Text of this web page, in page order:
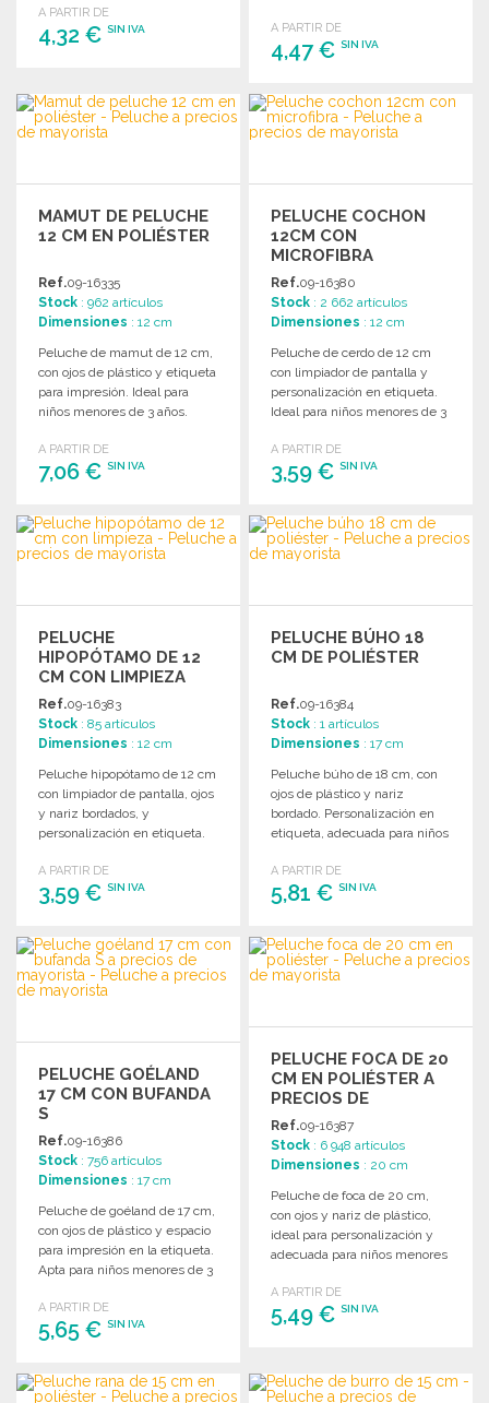
A PARTIR DE
4,32 € SIN IVA
Solicitar un presupuesto
A PARTIR DE
4,47 €SIN IVA
PEDIR
Solicitar un presupuesto
MAMUT DE PELUCHE
12 CM EN POLIÉSTER
Ref.09-16335
Stock : 962 artículos
Dimensiones : 12 cm
Peluche de mamut de 12 cm,
con ojos de plástico y etiqueta
para impresión. Ideal para
niños menores de 3 años.
A PARTIR DE
7,06 € SIN IVA
PEDIR
Solicitar un presupuesto
PELUCHE COCHON
12CM CON
MICROFIBRA
Ref.09-16380
Stock : 2 662 artículos
Dimensiones : 12 cm
Peluche de cerdo de 12 cm
con limpiador de pantalla y
personalización en etiqueta.
Ideal para niños menores de 3
A PARTIR DE
3,59 €SIN IVA
PEDIR
Solicitar un presupuesto
PELUCHE
HIPOPÓTAMO DE 12
CM CON LIMPIEZA
Ref.09-16383
Stock : 85 artículos
Dimensiones : 12 cm
Peluche hipopótamo de 12 cm
con limpiador de pantalla, ojos
y nariz bordados, y
personalización en etiqueta.
A PARTIR DE
3,59 € SIN IVA
PEDIR
Solicitar un presupuesto
PELUCHE BÚHO 18
CM DE POLIÉSTER
Ref.09-16384
Stock : 1 artículos
Dimensiones : 17 cm
Peluche búho de 18 cm, con
ojos de plástico y nariz
bordado. Personalización en
etiqueta, adecuada para niños
A PARTIR DE
5,81 €SIN IVA
PEDIR
Solicitar un presupuesto
PELUCHE GOÉLAND
17 CM CON BUFANDA
S
Ref.09-16386
Stock : 756 artículos
Dimensiones : 17 cm
Peluche de goéland de 17 cm,
con ojos de plástico y espacio
para impresión en la etiqueta.
Apta para niños menores de 3
A PARTIR DE
5,65 € SIN IVA
PEDIR
PELUCHE FOCA DE 20
CM EN POLIÉSTER A
PRECIOS DE
MAYORISTA
Ref.09-16387
Stock : 6 948 artículos
Dimensiones : 20 cm
Peluche de foca de 20 cm,
con ojos y nariz de plástico,
ideal para personalización y
adecuada para niños menores
A PARTIR DE
5,49 €SIN IVA
Solicitar un presupuesto